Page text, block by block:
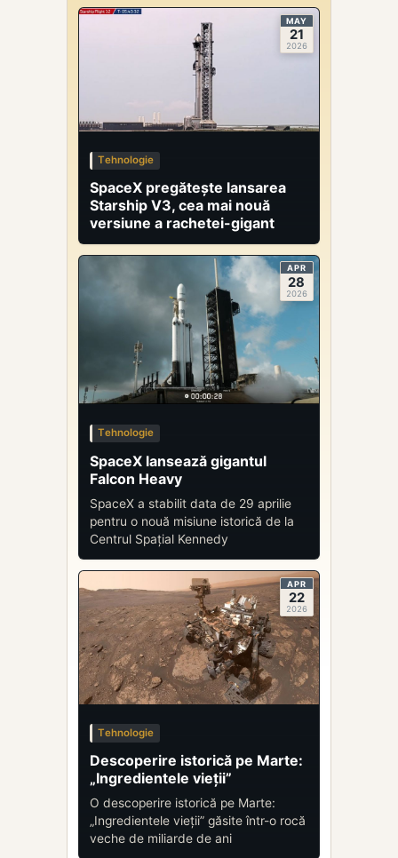
MAY
21
2026
Tehnologie
SpaceX pregătește lansarea
Starship V3, cea mai nouă
versiune a rachetei-gigant
APR
28
2026
Tehnologie
SpaceX lansează gigantul
Falcon Heavy
SpaceX a stabilit data de 29 aprilie
pentru o nouă misiune istorică de la
Centrul Spațial Kennedy
APR
22
2026
Tehnologie
Descoperire istorică pe Marte:
„Ingredientele vieții”
O descoperire istorică pe Marte:
„Ingredientele vieții” găsite într-o rocă
veche de miliarde de ani